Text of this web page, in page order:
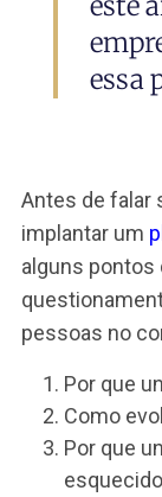
Antes de
implantar um
alguns
pessoas no